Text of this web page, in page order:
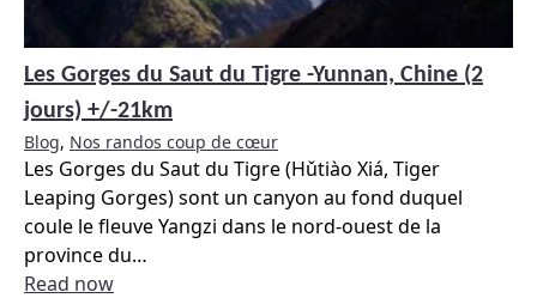
Les Gorges du Saut du Tigre -Yunnan, Chine (2
jours) +/-21km
Blog, Nos randos coup de cœur
Les Gorges du Saut du Tigre (Hǔtiào Xiá, Tiger
Leaping Gorges) sont un canyon au fond duquel
coule le fleuve Yangzi dans le nord-ouest de la
province du…
Read now